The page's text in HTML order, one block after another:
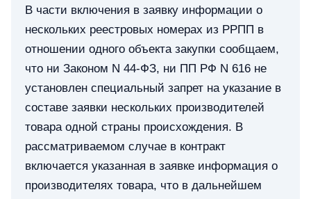
В части включения в заявку информации о
нескольких реестровых номерах из РРПП в
отношении одного объекта закупки сообщаем,
что ни Законом N 44-ФЗ, ни ПП РФ N 616 не
установлен специальный запрет на указание в
составе заявки нескольких производителей
товара одной страны происхождения. В
рассматриваемом случае в контракт
включается указанная в заявке информация о
производителях товара, что в дальнейшем